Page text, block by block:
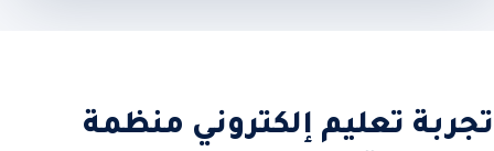
تجربة تعليم إلكتروني منظمة